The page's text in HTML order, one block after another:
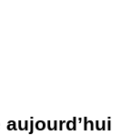
aujourd’hui